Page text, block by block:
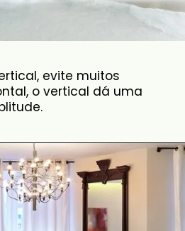
evite muitos
o vertical dá uma